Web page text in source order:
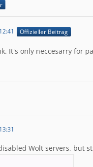
Offizieller Beitrag
It's only neccesarry for
Wolt servers, but